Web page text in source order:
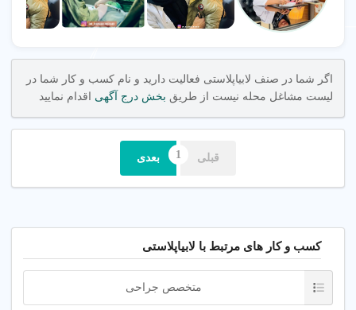
همچون درد در حین ورزش، رابطه جنسی یا حتی هنگام پوشیدن
لباس‌های تنگ شوند. لابیاپلاستی می‌تواند به کاهش این مشکلات
مختلف گسترش یافته و نگرش‌ها به این عمل به تدریج تغییر کرده
است. با افزایش آگاهی و اطلاعات، زنان بیشتر به دنبال راه‌حل‌های
مناسب برای بهبود ظاهر و سلامت ناحیه تناسلی خود هستند و
لابیاپلاستی به عنوان یک گزینه معتبر مورد توجه قرار گرفته است. به
همین دلیل، مشاوره با پزشک متخصص و بررسی جوانب مختلف این
عمل قبل از اقدام، بسیار مهم است.
مرکز رفع تیرگی بیکینی یکی از مهم‌ترین و پرطرفدارترین خدمات
جلب کرده است. تیرگی ناحیه بیکینی می‌تواند به دلایل مختلفی از
اگر شما در صنف لابیاپلاستی فعالیت دارید و نام کسب و کار شما در
لیست مشاغل محله نیست از طریق بخش درج آگهی اقدام نمایید
قبلی بعدی
کسب و کار های مرتبط با لابیاپلاستی
متخصص جراحی